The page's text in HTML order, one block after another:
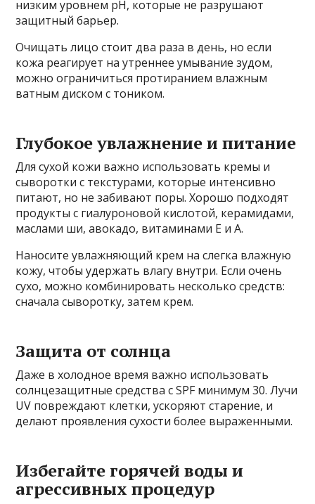
низким уровнем pH, которые не разрушают
защитный барьер.
Очищать лицо стоит два раза в день, но если
кожа реагирует на утреннее умывание зудом,
можно ограничиться протиранием влажным
ватным диском с тоником.
Глубокое увлажнение и питание
Для сухой кожи важно использовать кремы и
сыворотки с текстурами, которые интенсивно
питают, но не забивают поры. Хорошо подходят
продукты с гиалуроновой кислотой, керамидами,
маслами ши, авокадо, витаминами Е и А.
Наносите увлажняющий крем на слегка влажную
кожу, чтобы удержать влагу внутри. Если очень
сухо, можно комбинировать несколько средств:
сначала сыворотку, затем крем.
Защита от солнца
Даже в холодное время важно использовать
солнцезащитные средства с SPF минимум 30. Лучи
UV повреждают клетки, ускоряют старение, и
делают проявления сухости более выраженными.
Избегайте горячей воды и
агрессивных процедур